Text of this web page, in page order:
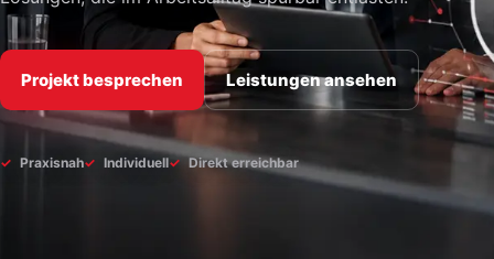
Projekt besprechen Leistungen ansehen
Praxisnah Individuell Direkt erreichbar